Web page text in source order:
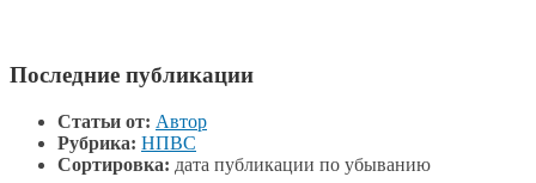
Последние публикации
Статьи от: Автор
Рубрика: НПВС
Сортировка: дата публикации по убыванию